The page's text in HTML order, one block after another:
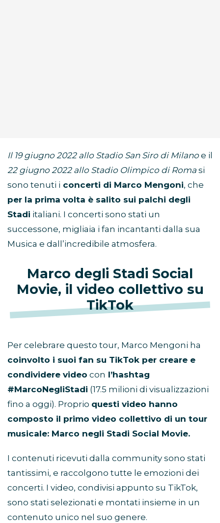
Il 19 giugno 2022 allo Stadio San Siro di Milanoe il
22 giugno 2022 allo Stadio Olimpico di Roma si
sono tenuti i concerti di Marco Mengoni, che
per la prima volta è salito sui palchi degli
Stadi italiani. I concerti sono stati un
successone, migliaia i fan incantanti dalla sua
Musica e dall’incredibile atmosfera.
Marco degli Stadi Social
Movie, il video collettivo su
TikTok
Per celebrare questo tour, Marco Mengoni ha
coinvolto i suoi fan su TikTok per creare e
condividere video con l’hashtag
#MarcoNegliStadi (17.5 milioni di visualizzazioni
fino a oggi). Proprio questi video hanno
composto il primo video collettivo di un tour
musicale: Marco negli Stadi Social Movie.
I contenuti ricevuti dalla community sono stati
tantissimi, e raccolgono tutte le emozioni dei
concerti. I video, condivisi appunto su TikTok,
sono stati selezionati e montati insieme in un
contenuto unico nel suo genere.